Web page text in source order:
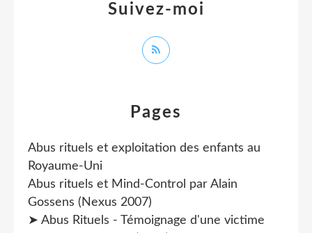
Pages
Abus rituels et exploitation des enfants au
Royaume-Uni
Abus rituels et Mind-Control par Alain
Gossens (Nexus 2007)
➤ Abus Rituels - Témoignage d'une victime
Suivez-moi